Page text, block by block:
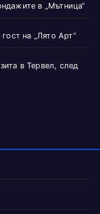
в „Мътница“
на „Лято Арт“
в Тервел, след